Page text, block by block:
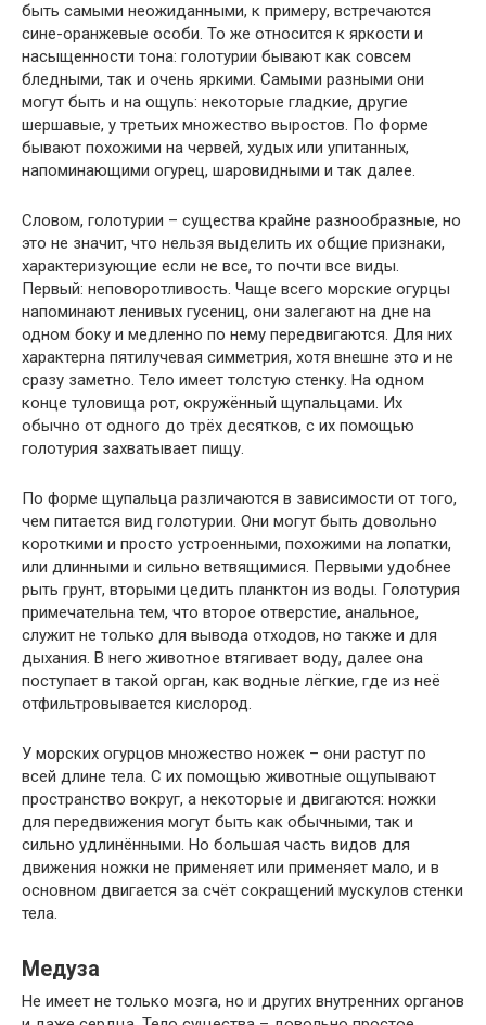
быть самыми неожиданными, к примеру, встречаются
сине-оранжевые особи. То же относится к яркости и
насыщенности тона: голотурии бывают как совсем
бледными, так и очень яркими. Самыми разными они
могут быть и на ощупь: некоторые гладкие, другие
шершавые, у третьих множество выростов. По форме
бывают похожими на червей, худых или упитанных,
напоминающими огурец, шаровидными и так далее.
Словом, голотурии – существа крайне разнообразные, но
это не значит, что нельзя выделить их общие признаки,
характеризующие если не все, то почти все виды.
Первый: неповоротливость. Чаще всего морские огурцы
напоминают ленивых гусениц, они залегают на дне на
одном боку и медленно по нему передвигаются. Для них
характерна пятилучевая симметрия, хотя внешне это и не
сразу заметно. Тело имеет толстую стенку. На одном
конце туловища рот, окружённый щупальцами. Их
обычно от одного до трёх десятков, с их помощью
голотурия захватывает пищу.
По форме щупальца различаются в зависимости от того,
чем питается вид голотурии. Они могут быть довольно
короткими и просто устроенными, похожими на лопатки,
или длинными и сильно ветвящимися. Первыми удобнее
рыть грунт, вторыми цедить планктон из воды. Голотурия
примечательна тем, что второе отверстие, анальное,
служит не только для вывода отходов, но также и для
дыхания. В него животное втягивает воду, далее она
поступает в такой орган, как водные лёгкие, где из неё
отфильтровывается кислород.
У морских огурцов множество ножек – они растут по
всей длине тела. С их помощью животные ощупывают
пространство вокруг, а некоторые и двигаются: ножки
для передвижения могут быть как обычными, так и
сильно удлинёнными. Но большая часть видов для
движения ножки не применяет или применяет мало, и в
основном двигается за счёт сокращений мускулов стенки
тела.
Медуза
Не имеет не только мозга, но и других внутренних органов